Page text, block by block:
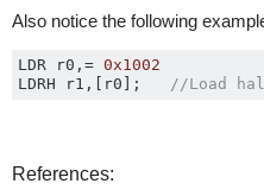
Also notice the following
LDR r0 ,= 0x1002
LDRH r1 ,[ r0 ]; //Load
References: